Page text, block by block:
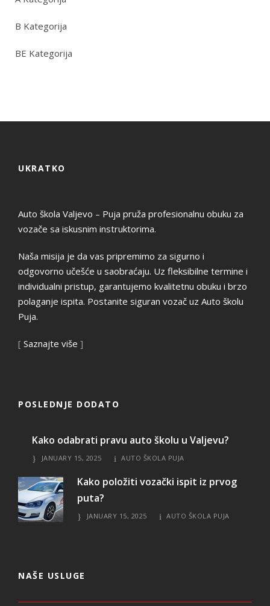
B Kategorija
BE Kategorija
UKRATKO
Auto škola Valjevo – Puja pruža profesionalnu obuku za
vozače sa iskusnim instruktorima.
Naša misija je da vas pripremimo za sigurno i
odgovorno učešće u saobraćaju. Uz fleksibilne termine i
individualni pristup, garantujemo kvalitetnu obuku i brzo
polaganje ispita. Postanite siguran vozač uz Auto školu
Puja.
[ Saznajte više ]
POSLEDNJE DODATO
Kako odabrati pravu auto školu u Valjevu?
JANUARY 15, 2025 AUTO ŠKOLA PUJA
Kako položiti vozački ispit iz prvog
puta?
JANUARY 15, 2025 AUTO ŠKOLA PUJA
NAŠE USLUGE